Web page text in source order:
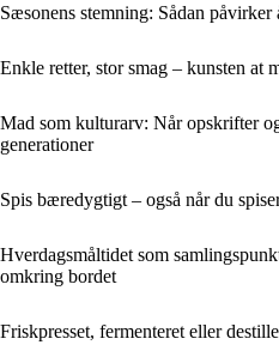
Sæsonens stemning: Sådan
Enkle retter, stor smag – kunsten at
Mad som kulturarv: Når opskrifter
generationer
Spis bæredygtigt – også når du
Hverdagsmåltidet som
omkring bordet
Friskpresset, fermenteret eller